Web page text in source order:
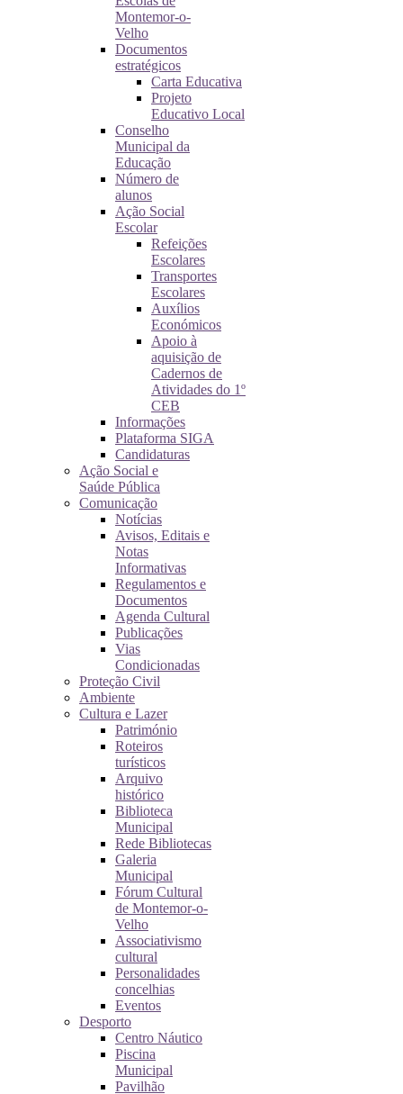
Montemor-o-
Velho
Documentos
estratégicos
Carta Educativa
Projeto
Educativo Local
Conselho
Municipal da
Educação
Número de
alunos
Ação Social
Escolar
Refeições
Escolares
Transportes
Escolares
Auxílios
Económicos
Apoio à
aquisição de
Cadernos de
Atividades do 1º
CEB
Informações
Plataforma SIGA
Candidaturas
Ação Social e
Saúde Pública
Comunicação
Notícias
Avisos, Editais e
Notas
Informativas
Regulamentos e
Documentos
Agenda Cultural
Publicações
Vias
Condicionadas
Proteção Civil
Ambiente
Cultura e Lazer
Património
Roteiros
turísticos
Arquivo
histórico
Biblioteca
Municipal
Rede Bibliotecas
Galeria
Municipal
Fórum Cultural
de Montemor-o-
Velho
Associativismo
cultural
Personalidades
concelhias
Eventos
Desporto
Centro Náutico
Piscina
Municipal
Pavilhão